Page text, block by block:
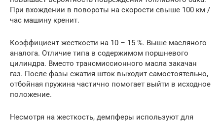
При вхождении в повороты на скорости свыше 100 км /
час машину кренит.
Коэффициент жесткости на 10 – 15 %. Выше масляного
аналога. Отличие типа в содержимом поршневого
цилиндра. Вместо трансмиссионного масла закачан
газ. После фазы сжатия шток выходит самостоятельно,
отбойная пружина частично помогает выйти в исходное
положение.
Несмотря на жесткость, демпферы используют для